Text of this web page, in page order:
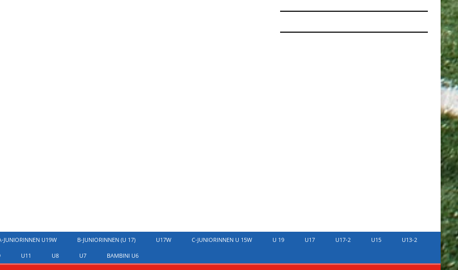
JUNIORINNEN U19W B-JUNIORINNEN (U 17) U17W C-JUNIORINNEN U 15W U 19 U17 U17-2 U15 U13-2
U11 U8 U7 BAMBINI U6